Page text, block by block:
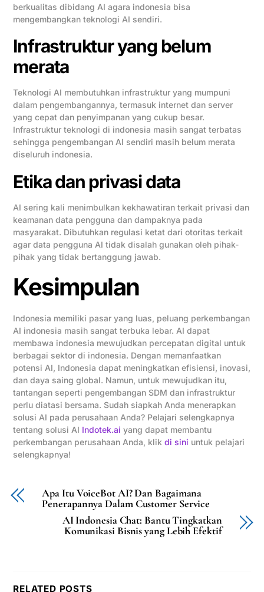
berkualitas dibidang AI agara indonesia bisa
mengembangkan teknologi AI sendiri.
Infrastruktur yang belum
merata
Teknologi AI membutuhkan infrastruktur yang mumpuni
dalam pengembangannya, termasuk internet dan server
yang cepat dan penyimpanan yang cukup besar.
Infrastruktur teknologi di indonesia masih sangat terbatas
sehingga pengembangan AI sendiri masih belum merata
diseluruh indonesia.
Etika dan privasi data
AI sering kali menimbulkan kekhawatiran terkait privasi dan
keamanan data pengguna dan dampaknya pada
masyarakat. Dibutuhkan regulasi ketat dari otoritas terkait
agar data pengguna AI tidak disalah gunakan oleh pihak-
pihak yang tidak bertanggung jawab.
Kesimpulan
Indonesia memiliki pasar yang luas, peluang perkembangan
AI indonesia masih sangat terbuka lebar. AI dapat
membawa indonesia mewujudkan percepatan digital untuk
berbagai sektor di indonesia. Dengan memanfaatkan
potensi AI, Indonesia dapat meningkatkan efisiensi, inovasi,
dan daya saing global. Namun, untuk mewujudkan itu,
tantangan seperti pengembangan SDM dan infrastruktur
perlu diatasi bersama. Sudah siapkah Anda menerapkan
solusi AI pada perusahaan Anda? Pelajari selengkapnya
tentang solusi AI Indotek.ai yang dapat membantu
perkembangan perusahaan Anda, klikdi sini untuk pelajari
selengkapnya!
Apa Itu VoiceBot AI? Dan Bagaimana
Penerapannya Dalam Customer Service
AI Indonesia Chat: Bantu Tingkatkan
Komunikasi Bisnis yang Lebih Efektif
RELATED POSTS